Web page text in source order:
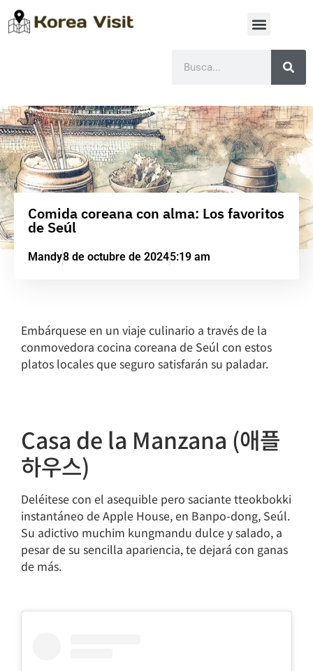
Comida coreana con alma: Los favoritos
de Seúl
Mandy8 de octubre de 20245:19 am
Embárquese en un viaje culinario a través de la
conmovedora cocina coreana de Seúl con estos
platos locales que seguro satisfarán su paladar.
Casa de la Manzana (애플
하우스)
Deléitese con el asequible pero saciante tteokbokki
instantáneo de Apple House, en Banpo-dong, Seúl.
Su adictivo muchim kungmandu dulce y salado, a
pesar de su sencilla apariencia, te dejará con ganas
de más.